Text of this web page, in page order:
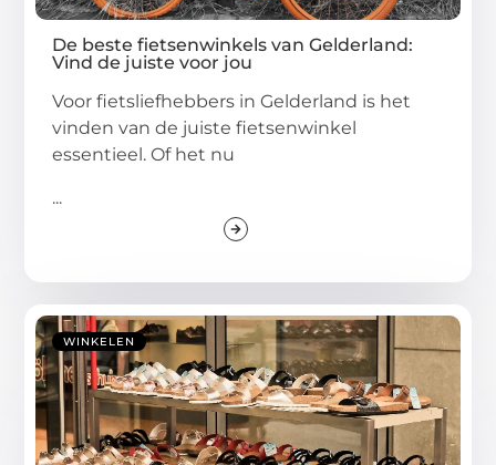
De beste fietsenwinkels van Gelderland:
Vind de juiste voor jou
Voor fietsliefhebbers in Gelderland is het
vinden van de juiste fietsenwinkel
essentieel. Of het nu
...
WINKELEN